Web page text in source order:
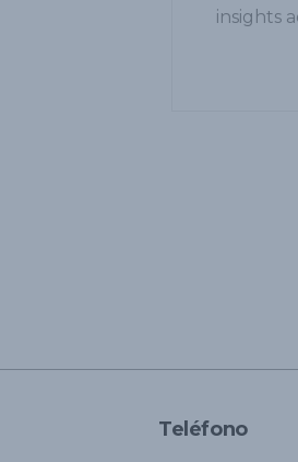
insights
Teléfono